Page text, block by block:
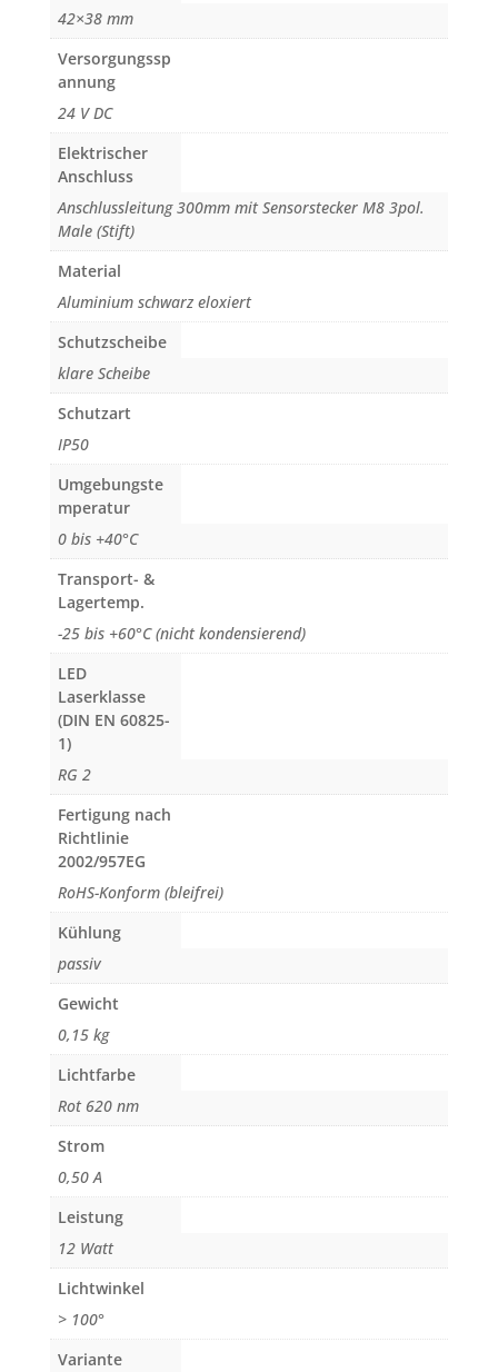
42×38 mm
Versorgungssp
annung
24 V DC
Elektrischer
Anschluss
Anschlussleitung 300mm mit Sensorstecker M8 3pol.
Male (Stift)
Material
Aluminium schwarz eloxiert
Schutzscheibe
klare Scheibe
Schutzart
IP50
Umgebungste
mperatur
0 bis +40°C
Transport- &
Lagertemp.
-25 bis +60°C (nicht kondensierend)
LED
Laserklasse
(DIN EN 60825-
1)
RG 2
Fertigung nach
Richtlinie
2002/957EG
RoHS-Konform (bleifrei)
Kühlung
passiv
Gewicht
0,15 kg
Lichtfarbe
Rot 620 nm
Strom
0,50 A
Leistung
12 Watt
Lichtwinkel
> 100°
Variante